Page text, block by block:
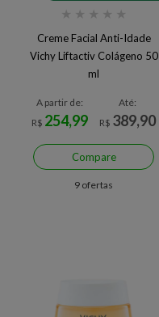
★ ★ ★ ★ ★
Creme Facial Anti-Idade
Vichy Liftactiv Colágeno 50
ml
A partir de:
R$ 254,99
Até:
R$ 389,90
Compare
9 ofertas